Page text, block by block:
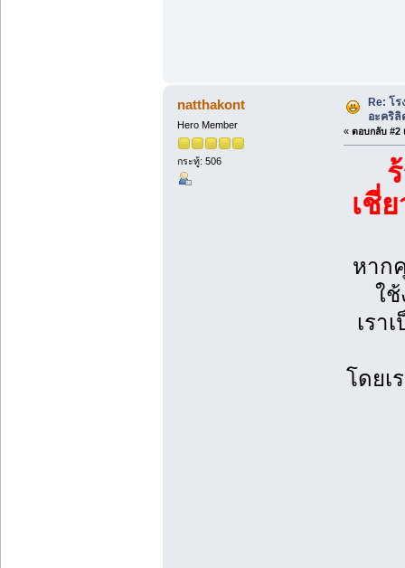
natthakont
Hero Member
กระทู้: 506
Re: โ
อะคริลิ
« ตอบกลับ #2
เชี่
หาก
ใ
เรา
โดยเ